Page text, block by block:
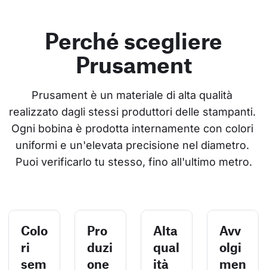
Perché scegliere
Prusament
Prusament è un materiale di alta qualità
realizzato dagli stessi produttori delle stampanti.
Ogni bobina è prodotta internamente con colori
uniformi e un'elevata precisione nel diametro.
Puoi verificarlo tu stesso, fino all'ultimo metro.
Colo
ri
sem
Pro
duzi
one
Alta
qual
ità
Avv
olgi
men